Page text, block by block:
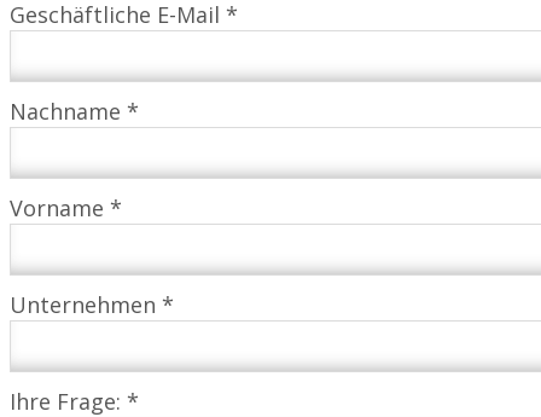
Geschäftliche E-Mail *
Nachname *
Vorname *
Unternehmen *
Ihre Frage: *